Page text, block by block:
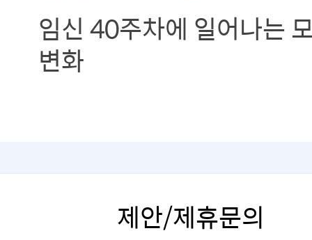
임신 40주차에 일어나는
변화
제안/제휴문의